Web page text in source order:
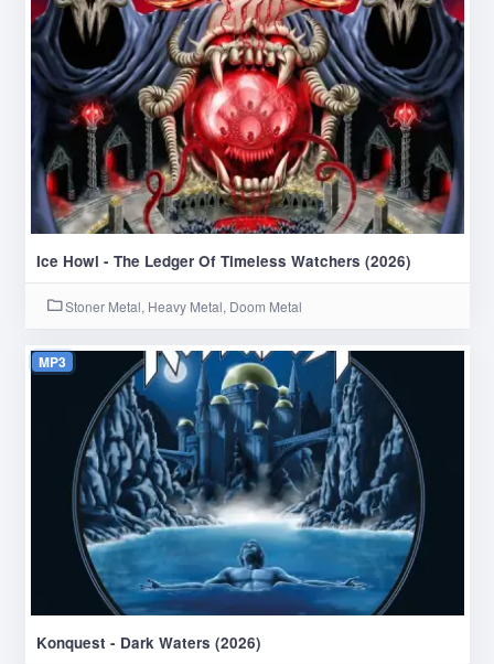
Ice Howl - The Ledger Of Timeless Watchers (2026)
Stoner Metal, Heavy Metal, Doom Metal
MP3
Konquest - Dark Waters (2026)